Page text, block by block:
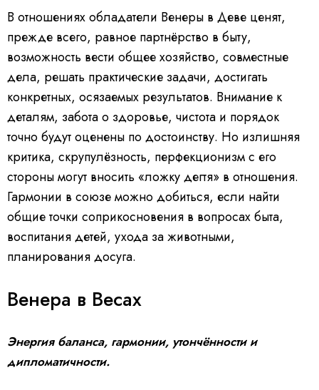
В отношениях обладатели Венеры в Деве ценят,
прежде всего, равное партнёрство в быту,
возможность вести общее хозяйство, совместные
дела, решать практические задачи, достигать
конкретных, осязаемых результатов. Внимание к
деталям, забота о здоровье, чистота и порядок
точно будут оценены по достоинству. Но излишняя
критика, скрупулёзность, перфекционизм с его
стороны могут вносить «ложку дегтя» в отношения.
Гармонии в союзе можно добиться, если найти
общие точки соприкосновения в вопросах быта,
воспитания детей, ухода за животными,
планирования досуга.
Венера в Весах
Энергия баланса, гармонии, утончённости и
дипломатичности.